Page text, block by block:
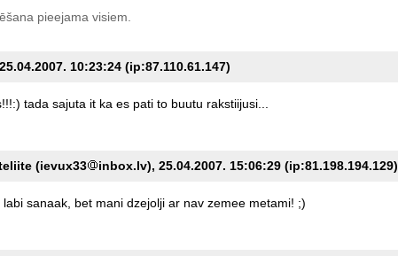
pieejama visiem.
10:23:24 (ip:87.110.61.147)
tada sajuta it ka es pati to buutu rakstiijusi...
(ievux33 inbox.lv), 25.04.2007. 15:06:29 (ip:81.198.194.129)
labi sanaak, bet mani dzejolji ar nav zemee metami! ;)